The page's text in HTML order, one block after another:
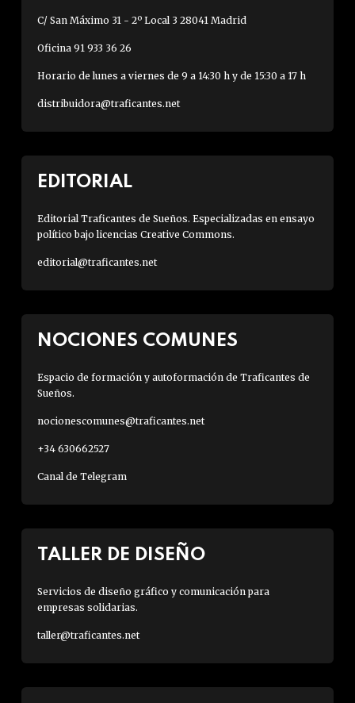
C/ San Máximo 31 - 2º Local 3 28041 Madrid
Oficina 91 933 36 26
Horario de lunes a viernes de 9 a 14:30 h y de 15:30 a 17 h
distribuidora@traficantes.net
EDITORIAL
Editorial Traficantes de Sueños. Especializadas en ensayo
político bajo licencias Creative Commons.
editorial@traficantes.net
NOCIONES COMUNES
Espacio de formación y autoformación de Traficantes de
Sueños.
nocionescomunes@traficantes.net
+34 630662527
Canal de Telegram
TALLER DE DISEÑO
Servicios de diseño gráfico y comunicación para
empresas solidarias.
taller@traficantes.net